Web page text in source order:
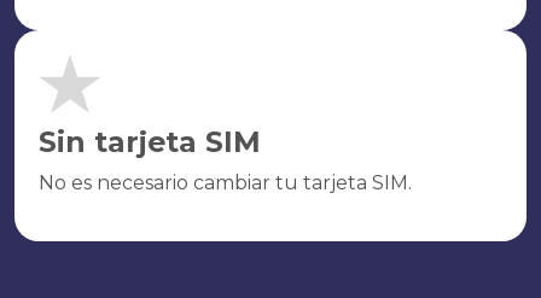
Sin tarjeta SIM
No es necesario cambiar tu tarjeta SIM.